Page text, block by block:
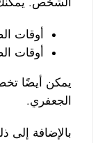
أوقات
أوقات
يمكن أيضًا
الجعفري.
بالإضافة إلى